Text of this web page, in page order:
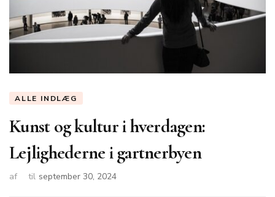
ALLE INDLÆG
Kunst og kultur i hverdagen:
Lejlighederne i gartnerbyen
af til september 30, 2024